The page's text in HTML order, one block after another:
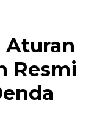
Aturan
Resmi